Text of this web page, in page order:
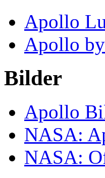
Apollo
Apollo
Bilder
Apollo
NASA:
NASA: